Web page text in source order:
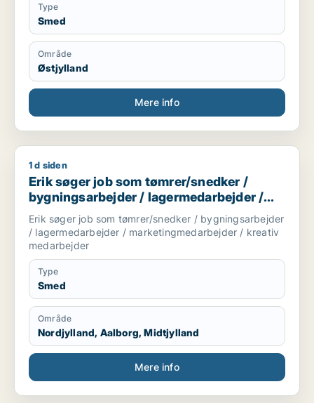
Type
Smed
Område
Østjylland
Mere info
Erik søger job som tømrer/snedker / bygningsarbejder /
1 d siden
Erik søger job som tømrer/snedker /
bygningsarbejder / lagermedarbejder /
marketingmedarbejder / kreativ
medarbejder
Erik søger job som tømrer/snedker / bygningsarbejder
/ lagermedarbejder / marketingmedarbejder / kreativ
medarbejder
Type
Smed
Område
Nordjylland, Aalborg, Midtjylland
Mere info